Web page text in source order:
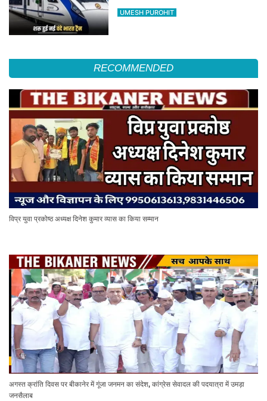
का सफर होगा आसान, देखें पूरा रूटमैप
UMESH PUROHIT
RECOMMENDED
विप्र युवा प्रकोष्ठ अध्यक्ष दिनेश कुमार व्यास का किया सम्मान
अगस्त क्रांति दिवस पर बीकानेर में गूंजा जनमन का संदेश, कांग्रेस सेवादल की पदयात्रा में उमड़ा
जनसैलाब